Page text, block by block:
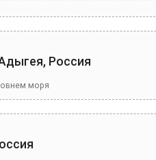
Россия
моря